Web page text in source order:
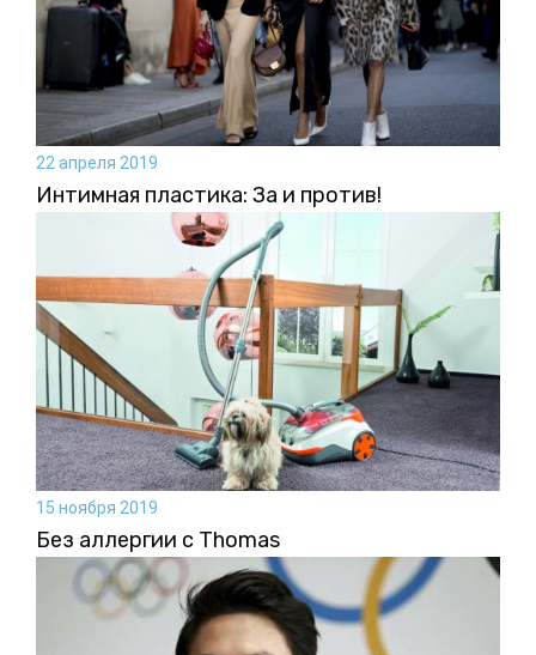
22 апреля 2019
Интимная пластика: За и против!
15 ноября 2019
Без аллергии с Thomas